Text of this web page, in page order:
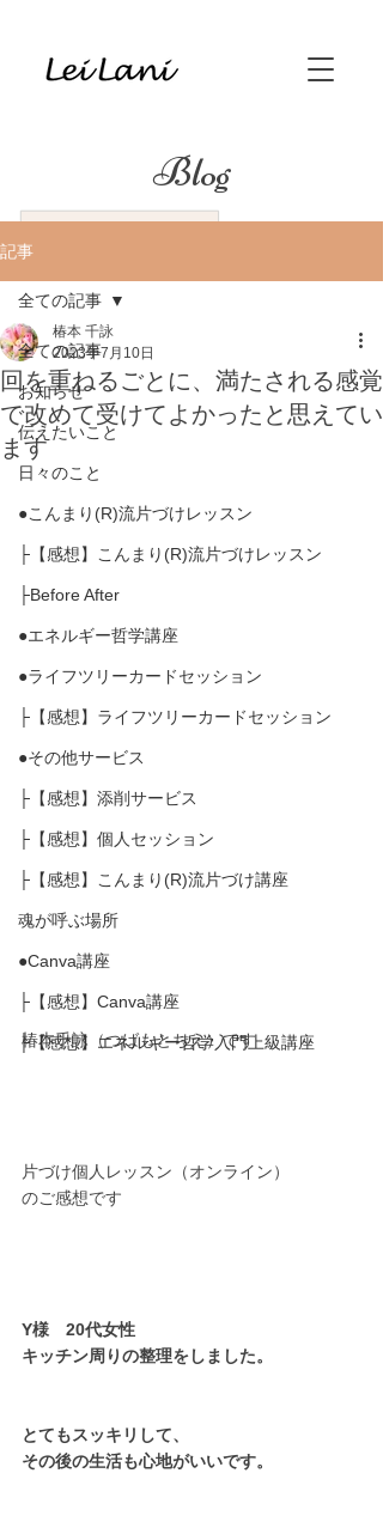
Blog
記事
全ての記事
お知らせ
伝えたいこと
日々のこと
●こんまり(R)流片づけレッスン
├【感想】こんまり(R)流片づけレッスン
├Before After
●エネルギー哲学講座
●ライフツリーカードセッション
├【感想】ライフツリーカードセッション
●その他サービス
├【感想】添削サービス
├【感想】個人セッション
├【感想】こんまり(R)流片づけ講座
魂が呼ぶ場所
●Canva講座
├【感想】Canva講座
├【感想】エネルギー哲学入門上級講座
全ての記事
回を重ねるごとに、満たされる感覚
で改めて受けてよかったと思えてい
ます
椿本 千詠
2023年7月10日
椿本千詠（つばもとちえ）です
片づけ個人レッスン（オンライン）
のご感想です
Y様　20代女性
キッチン周りの整理をしました。
とてもスッキリして、
その後の生活も心地がいいです。